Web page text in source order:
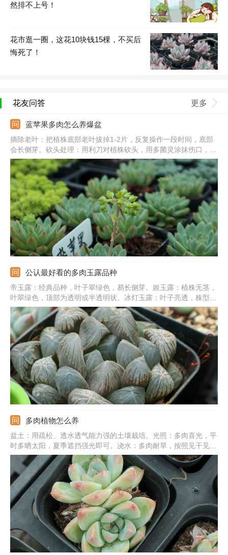
然排不上号！
花市逛一圈，这花10块钱15棵，不买后
悔死了！
花友问答 更多
蓝苹果多肉怎么养爆盆
摘除老叶：把植株底部老叶拔掉1-2片，反复操作一段时间，底部
会长侧芽。砍头处理：用利刀对植株砍头，用多菌灵涂抹伤口，并
在阴凉通风处养。光照充足：把它放到向阳处，每天见光不少于5
个小时，夏季要避免暴晒。合理浇水：生长期保持土壤湿润，大型
植株可适当控水，保证良好的通风性。
公认最好看的多肉玉露品种
帝玉露：经典品种，叶子翠绿色，易长侧芽。姬玉露：植株无茎，
叶翠绿色，顶部为透明或半透明状。冰灯玉露：叶子亮透，株型
大，生长紧凑，叶片饱满肥厚。宫灯玉露：顶部有细绒毛，叶片深
绿色，顶部有纹路。霓虹灯玉露：叶片为三角形，顶端有窗，大且
亮，绿色，光照充足为紫黑色。
多肉植物怎么养
盆土：用疏松、透水透气能力强的土壤栽培。光照：多肉喜光，平
时多晒太阳，夏季遮挡强光即可。浇水：多肉耐旱，按照见干见湿
法浇水最好，夏冬季严格控水。温度：主要控制夏季和冬季的温
度，夏季加强通风，冬季搬到温暖处。施肥：春秋季最好每个月追
肥一次，选稀释的肥液，营养足长势更旺盛。